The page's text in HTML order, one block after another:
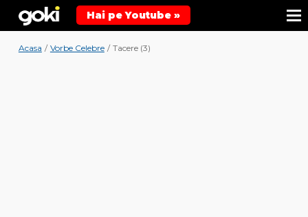
Hai pe Youtube »
Acasa / Vorbe Celebre / Tacere (3)